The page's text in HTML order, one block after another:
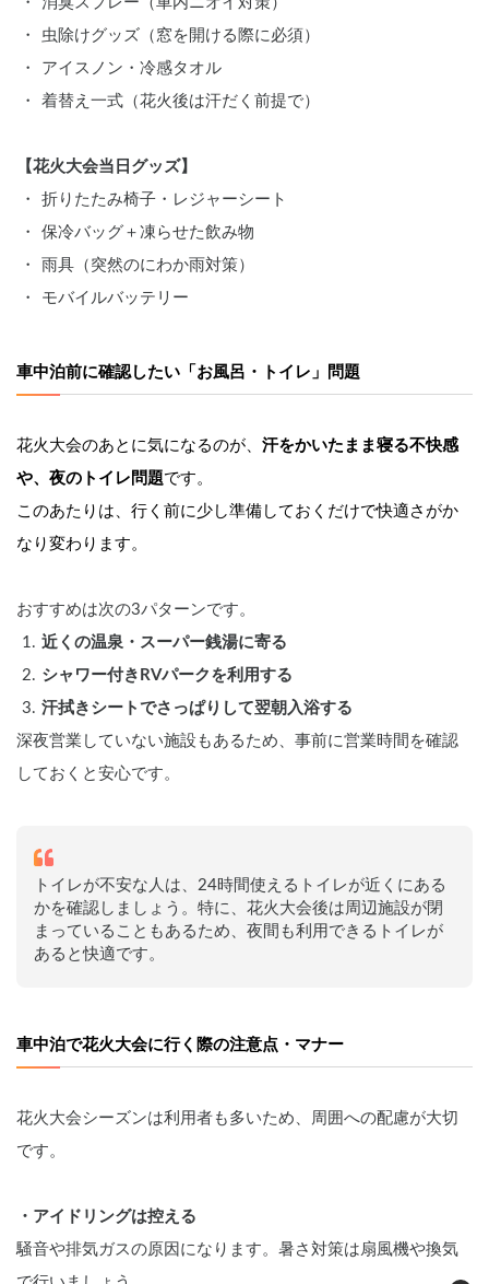
虫除けグッズ（窓を開ける際に必須）
アイスノン・冷感タオル
着替え一式（花火後は汗だく前提で）
【花火大会当日グッズ】
折りたたみ椅子・レジャーシート
保冷バッグ＋凍らせた飲み物
雨具（突然のにわか雨対策）
モバイルバッテリー
車中泊前に確認したい「お風呂・トイレ」問題
花火大会のあとに気になるのが、 汗をかいたまま寝る不快感
や、夜のトイレ問題です。
このあたりは、行く前に少し準備しておくだけで快適さがか
なり変わります。
おすすめは次の3パターンです。
近くの温泉・スーパー銭湯に寄る
シャワー付きRVパークを利用する
汗拭きシートでさっぱりして翌朝入浴する
深夜営業していない施設もあるため、事前に営業時間を確認
しておくと安心です。
トイレが不安な人は、24時間使えるトイレが近くにある
かを確認しましょう。特に、花火大会後は周辺施設が閉
まっていることもあるため、夜間も利用できるトイレが
あると快適です。
車中泊で花火大会に行く際の注意点・マナー
花火大会シーズンは利用者も多いため、周囲への配慮が大切
です。
・アイドリングは控える
騒音や排気ガスの原因になります。暑さ対策は扇風機や換気